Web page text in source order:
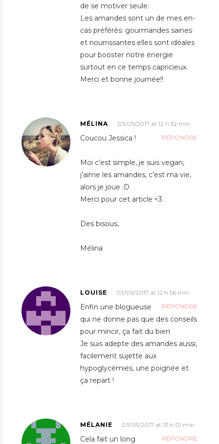
de se motiver seule.
Les amandes sont un de mes en-
cas préférés: gourmandes saines
et nourrissantes elles sont idéales
pour booster notre énergie
surtout en ce temps capricieux.
Merci et bonne journée!!
MÉLINA
03/05/2017 at 12 h 52 min
RÉPONDRE
Coucou Jessica !
Moi c’est simple, je suis vegan,
j’aime les amandes, c’est ma vie,
alors je joue :D
Merci pour cet article <3
Des bisous,
Mélina
LOUISE
03/05/2017 at 12 h 56 min
RÉPONDRE
Enfin une blogueuse
qui ne donne pas que des conseils
pour mincir, ça fait du bien
Je suis adepte des amandes aussi,
facilement sujette aux
hypoglycémies, une poignée et
ça repart !
MÉLANIE
03/05/2017 at 13 h 01 min
RÉPONDRE
Cela fait un long